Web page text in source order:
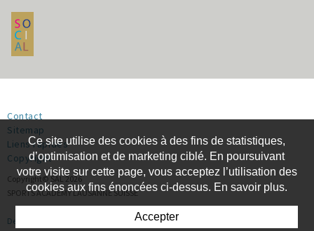
Contact
Sitemap
Liens rapides
Copyright
Copyright© SAL 2026
SPORTS ACADEMY LAUSANNE SUISSE
Designed by Openroom
Ce site utilise des cookies à des fins de statistiques,
d’optimisation et de marketing ciblé. En poursuivant
votre visite sur cette page, vous acceptez l’utilisation des
cookies aux fins énoncées ci-dessus. En savoir plus.
Accepter